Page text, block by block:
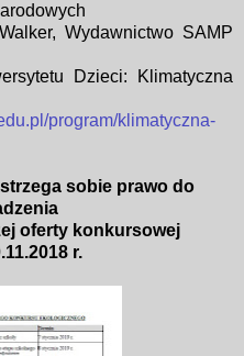
Wydawnictwo SAMP
Dzieci: Klimatyczna
program/klimatyczna-
sobie prawo do
oferty konkursowej
r.